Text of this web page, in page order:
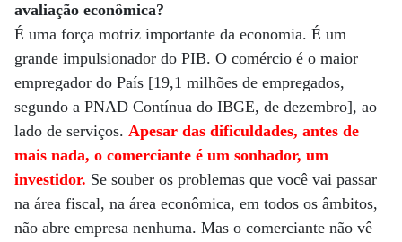
avaliação econômica?
É uma força motriz importante da economia. É um
grande impulsionador do PIB. O comércio é o maior
empregador do País [19,1 milhões de empregados,
segundo a PNAD Contínua do IBGE, de dezembro], ao
lado de serviços. Apesar das dificuldades, antes de
mais nada, o comerciante é um sonhador, um
investidor. Se souber os problemas que você vai passar
na área fiscal, na área econômica, em todos os âmbitos,
não abre empresa nenhuma. Mas o comerciante não vê